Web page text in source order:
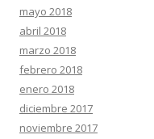
mayo 2018
abril 2018
marzo 2018
febrero 2018
enero 2018
diciembre 2017
noviembre 2017